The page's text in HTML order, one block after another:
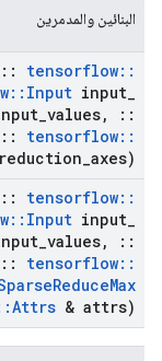
البنائين والمدمرين
:: tensorflow::
:: Input input
values,
::
:: tensorflow::
reduction axes)
:: tensorflow::
:: Input input
values,
::
:: tensorflow::
ReduceMax
Attrs & attrs)